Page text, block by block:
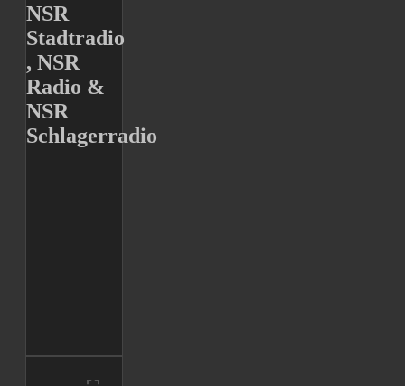
NSR
Stadtradio
, NSR
Radio &
NSR
Schlagerradio